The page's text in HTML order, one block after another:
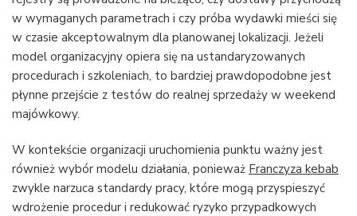
w wymaganych parametrach i czy próba wydawki mieści się
w czasie akceptowalnym dla planowanej lokalizacji. Jeżeli
model organizacyjny opiera się na ustandaryzowanych
procedurach i szkoleniach, to bardziej prawdopodobne jest
płynne przejście z testów do realnej sprzedaży w weekend
majówkowy.
W kontekście organizacji uruchomienia punktu ważny jest
również wybór modelu działania, ponieważ Franczyza kebab
zwykle narzuca standardy pracy, które mogą przyspieszyć
wdrożenie procedur i redukować ryzyko przypadkowych